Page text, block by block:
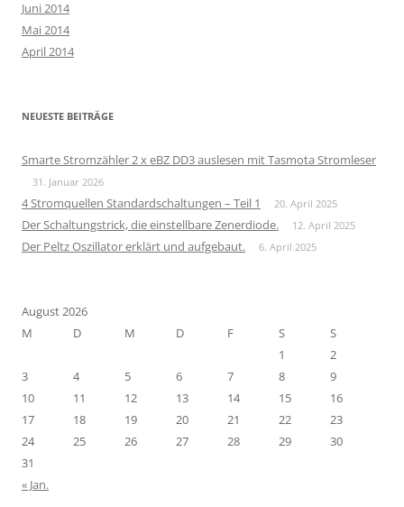
Juni 2014
Mai 2014
April 2014
NEUESTE BEITRÄGE
Smarte Stromzähler 2 x eBZ DD3 auslesen mit Tasmota Stromleser
31. Januar 2026
4 Stromquellen Standardschaltungen – Teil 1 20. April 2025
Der Schaltungstrick, die einstellbare Zenerdiode. 12. April 2025
Der Peltz Oszillator erklärt und aufgebaut. 6. April 2025
August 2026
M
D M D F S
S
1
2
3
4 5 6 7 8
9
10
11 12 13 14 15
16
17
18 19 20 21 22
23
24
25 26 27 28 29
30
31
« Jan.